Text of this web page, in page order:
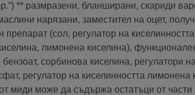
** размразени, бланширани, скариди
нарязани, заместител на оцет,
(сол, регулатор на
лимонена киселина),
сорбинова киселина, регулатори
регулатор на киселинността
миди може да съдържа остатъци от